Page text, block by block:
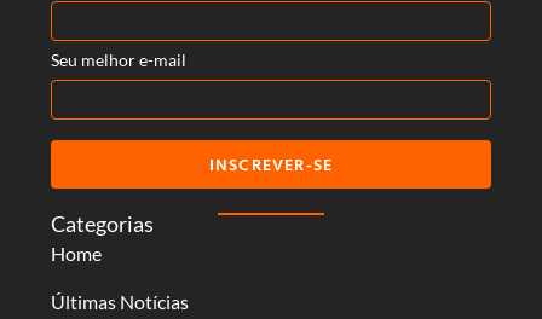
Categorias
Home
Últimas Notícias
Seu melhor e-mail
INSCREVER-SE